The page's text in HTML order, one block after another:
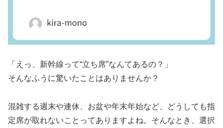
「えっ、新幹線って“立ち席”なんてあるの？」
そんなふうに驚いたことはありませんか？
混雑する週末や連休、お盆や年末年始など、どうしても指
定席が取れないことってありますよね。そんなとき、選択